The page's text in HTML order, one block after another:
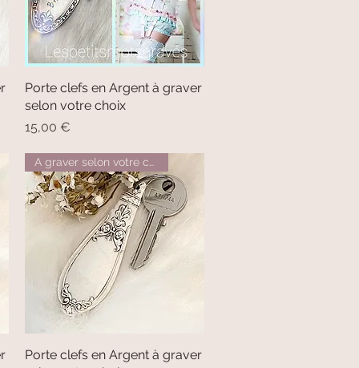
Aperçu rapide
Porte clefs en Argent à graver
selon votre choix
Prix
15,00 €
Aperçu rapide
A graver selon votre choix
Porte clefs en Argent à graver